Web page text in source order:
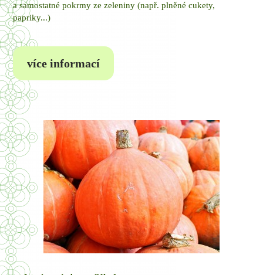
a samostatné pokrmy ze zeleniny (např. plněné cukety,
papriky...)
více informací